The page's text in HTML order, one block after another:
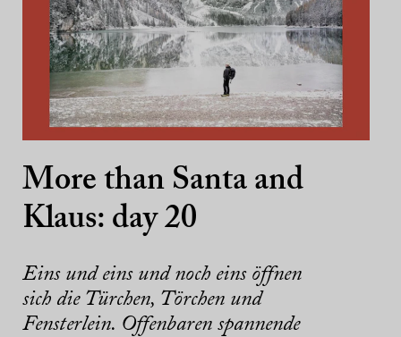
More than Santa and
Klaus: day 20
Eins und eins und noch eins öffnen
sich die Türchen, Törchen und
Fensterlein. Offenbaren spannende